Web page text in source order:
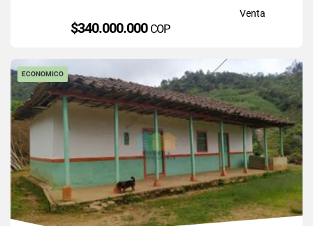
Venta
$340.000.000 COP
ECONOMICO